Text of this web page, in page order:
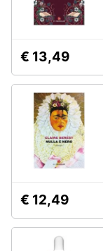
Festività
ricorrenze
Promozioni
Servizi
Assistenza
Esci
Sean
connery
D'Urso
Vedi
€ 13,49
€ 12,49